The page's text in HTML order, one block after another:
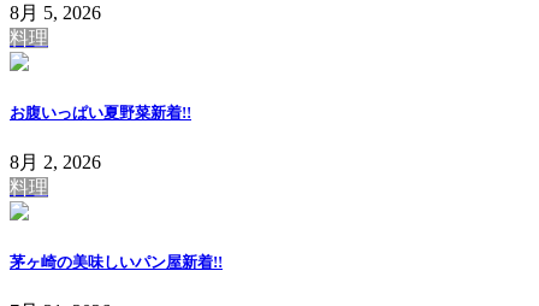
8月 5, 2026
料理
お腹いっぱい夏野菜新着!!
8月 2, 2026
料理
茅ヶ崎の美味しいパン屋新着!!